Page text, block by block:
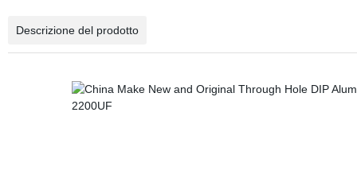
Descrizione del prodotto